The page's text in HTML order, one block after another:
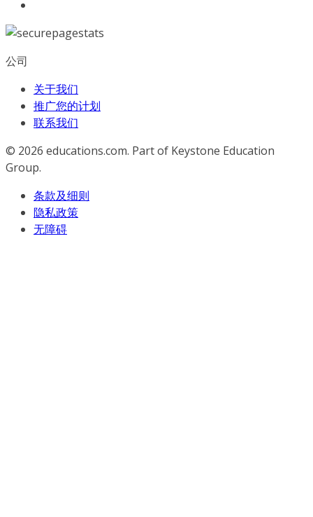
公司
关于我们
推广您的计划
联系我们
© 2026 educations.com. Part of Keystone Education
Group.
条款及细则
隐私政策
无障碍